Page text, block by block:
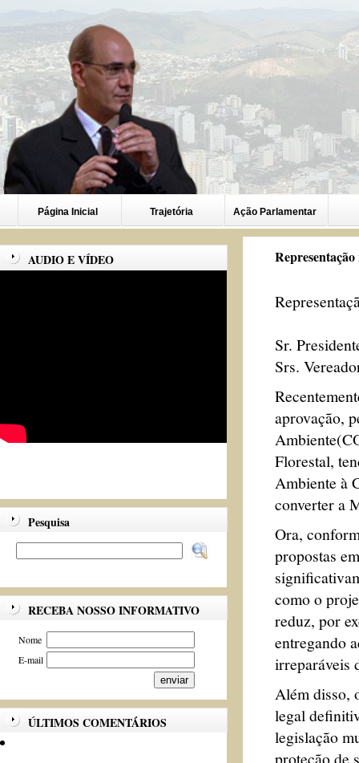
Página Inicial Trajetória Ação Parlamentar
AUDIO E VÍDEO
Pesquisa
RECEBA NOSSO INFORMATIVO
Nome
E-mail
ÚLTIMOS COMENTÁRIOS
Representação
Sr.
Srs.
aprovação,
Florestal,
Ambiente à
converter a
Ora,
propostas
como o
reduz, por
entregando
irreparáveis
Além disso,
legal
legislação
proteção de